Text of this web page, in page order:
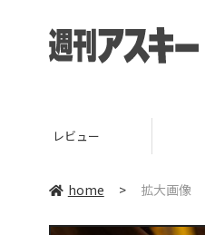
レビュー
home > 拡大画像